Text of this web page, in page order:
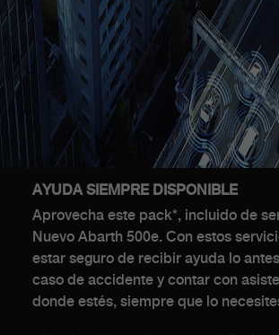
AYUDA SIEMPRE DISPONIBLE
Aprovecha este pack*, incluido de
Nuevo Abarth 500e. Con estos
estar seguro de recibir ayuda lo
caso de accidente y contar con
donde estés, siempre que lo